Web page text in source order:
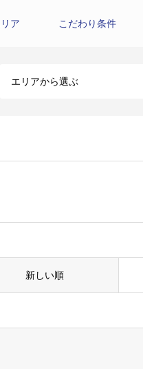
ア こだわり条件
エリアから選ぶ
新しい順